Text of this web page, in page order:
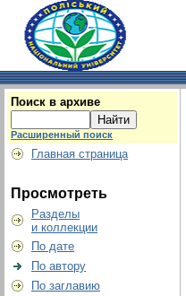
Поиск в архиве
Расширенный поиск
Главная страница
Просмотреть
Разделы
и коллекции
По дате
По автору
По заглавию